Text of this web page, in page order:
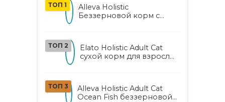
ТОП 1
Alleva Holistic
Беззерновой корм с
ТОП 2
Elato Holistic Adult Cat
сухой корм для взрослых
ТОП 3
Alleva Holistic Adult Cat
Ocean Fish беззерновой